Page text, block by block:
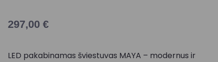
297,00 €
LED pakabinamas šviestuvas MAYA – modernus ir